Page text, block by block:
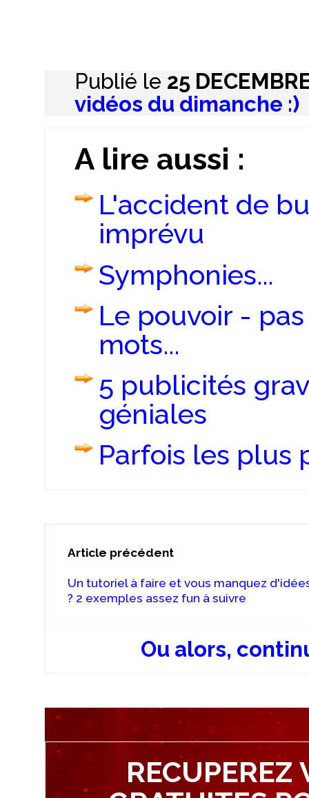
Publié le 25
vidéos du dimanche :)
A lire aussi :
L'accident de
imprévu
Symphonies...
Le pouvoir -
mots...
5 publicités
géniales
Parfois les plus
Article précédent
Un tutoriel à faire et vous manquez
? 2 exemples assez fun à suivre
Ou alors,
RECUPEREZ